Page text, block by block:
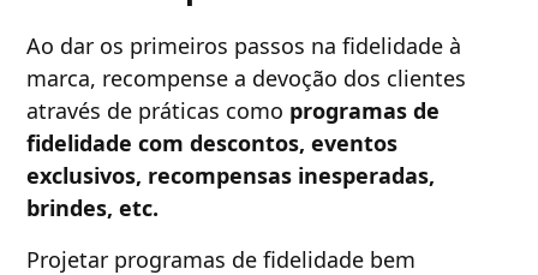
Ao dar os primeiros passos na fidelidade à
marca, recompense a devoção dos clientes
através de práticas como programas de
fidelidade com descontos, eventos
exclusivos, recompensas inesperadas,
brindes, etc.
Projetar programas de fidelidade bem